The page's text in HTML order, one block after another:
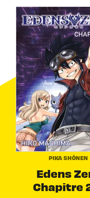
PIKA SHÔNEN
Edens
Chapitre